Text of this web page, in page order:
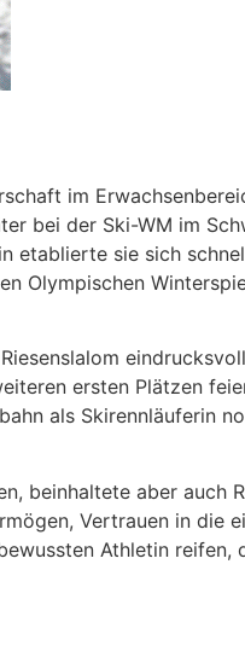
im
bei der Ski-WM im
etablierte sie sich
Olympischen
ersten Plätzen
als Skirennläuferin
beinhaltete aber auch
Vertrauen in die
Athletin